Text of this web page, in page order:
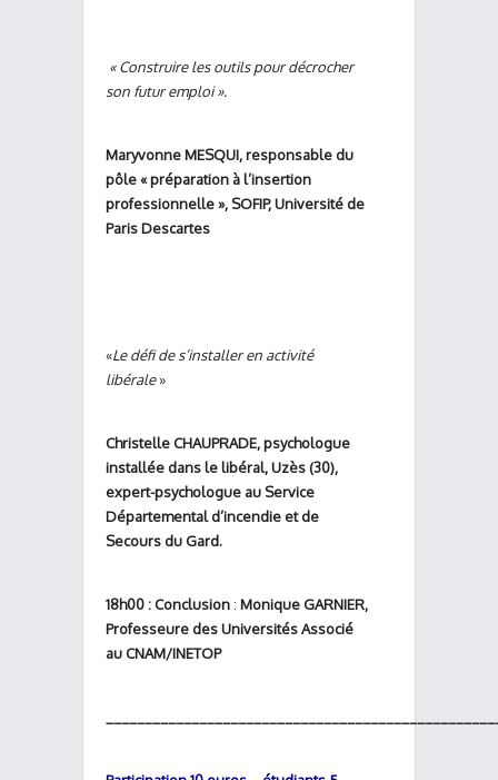
« Construire les outils pour décrocher
son futur emploi ».
Maryvonne MESQUI, responsable du
pôle « préparation à l’insertion
professionnelle », SOFIP, Université de
Paris Descartes
«Le défi de s’installer en activité
libérale»
Christelle CHAUPRADE, psychologue
installée dans le libéral, Uzès (30),
expert-psychologue au Service
Départemental d’incendie et de
Secours du Gard.
18h00 : Conclusion: Monique GARNIER,
Professeure des Universités Associé
au CNAM/INETOP